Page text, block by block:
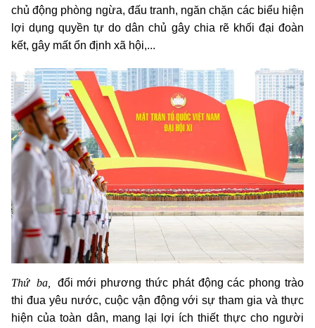
chủ động phòng ngừa, đấu tranh, ngăn chặn các biểu hiện
lợi dụng quyền tự do dân chủ gây chia rẽ khối đại đoàn
kết, gây mất ổn định xã hội,...
Thứ ba, đổi mới phương thức phát động các phong trào
thi đua yêu nước, cuộc vận động với sự tham gia và thực
hiện của toàn dân, mang lại lợi ích thiết thực cho người